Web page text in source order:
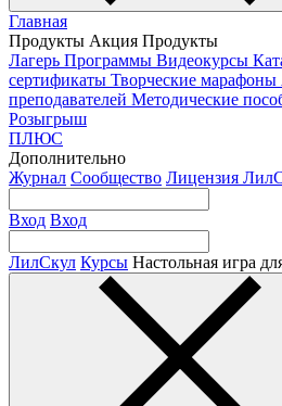
Главная
Продукты Акция Продукты
Лагерь Программы Видеокурсы
сертификаты Творческие марафоны
преподавателей Методические
Розыгрыш
ПЛЮС
Дополнительно
Журнал Сообщество Лицензия
Вход Вход
ЛилСкул Курсы Настольная игра